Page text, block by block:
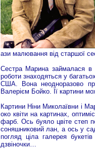
ази малювання від старшої
Сестра Марина займалася в
роботи знаходяться у
США. Вона неодноразово
Валерієм Бойко. Її картини
Картини Ніни Миколаївни і
око квіти на картинах,
фарб. Ось буяло цвіте степ
соняшниковий лан, а ось у
погляд ціла галерея
дзвіночки…